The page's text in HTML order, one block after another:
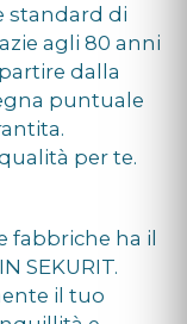
standard di
agli 80 anni
dalla
puntuale
per te.
fabbriche ha il
SEKURIT.
il tuo